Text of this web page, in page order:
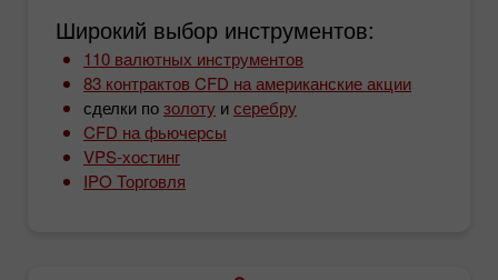
Широкий выбор инструментов:
110 валютных инструментов
83 контрактов CFD на американские акции
сделки позолоту исеребру
CFD на фьючерсы
VPS-хостинг
IPO Торговля